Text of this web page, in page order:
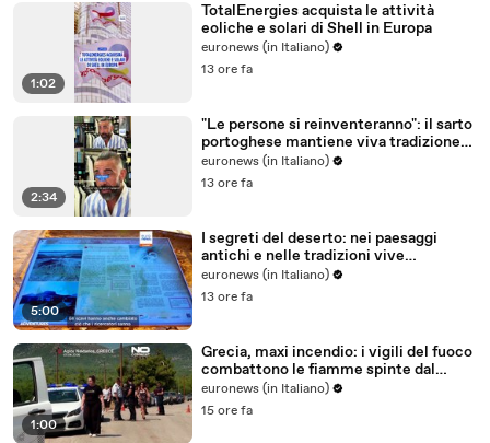
1:02
TotalEnergies acquista le attività
eoliche e solari di Shell in Europa
euronews (in Italiano)
13 ore fa
2:34
"Le persone si reinventeranno": il sarto
portoghese mantiene viva tradizione
degli abiti su misura
euronews (in Italiano)
13 ore fa
5:00
I segreti del deserto: nei paesaggi
antichi e nelle tradizioni vive
dell'Uzbekistan
euronews (in Italiano)
13 ore fa
1:00
Grecia, maxi incendio: i vigili del fuoco
combattono le fiamme spinte dal
vento
euronews (in Italiano)
15 ore fa